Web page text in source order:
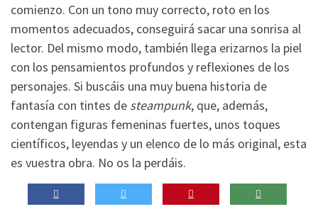
comienzo. Con un tono muy correcto, roto en los
momentos adecuados, conseguirá sacar una sonrisa al
lector. Del mismo modo, también llega erizarnos la piel
con los pensamientos profundos y reflexiones de los
personajes. Si buscáis una muy buena historia de
fantasía con tintes de steampunk, que, además,
contengan figuras femeninas fuertes, unos toques
científicos, leyendas y un elenco de lo más original, esta
es vuestra obra. No os la perdáis.